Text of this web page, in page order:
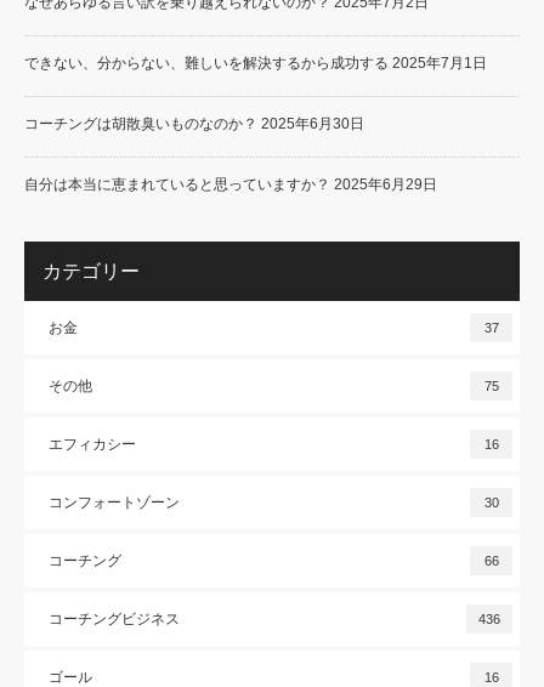
できない、分からない、難しいを解決するから成功する 2025年7月1日
コーチングは胡散臭いものなのか？ 2025年6月30日
自分は本当に恵まれていると思っていますか？ 2025年6月29日
カテゴリー
お金 37
その他 75
エフィカシー 16
コンフォートゾーン 30
コーチング 66
コーチングビジネス 436
ゴール 16